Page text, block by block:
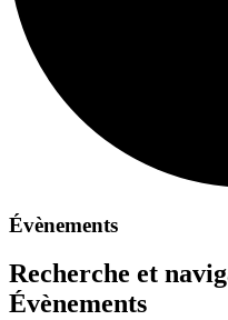
Évènements
Recherche et
Évènements